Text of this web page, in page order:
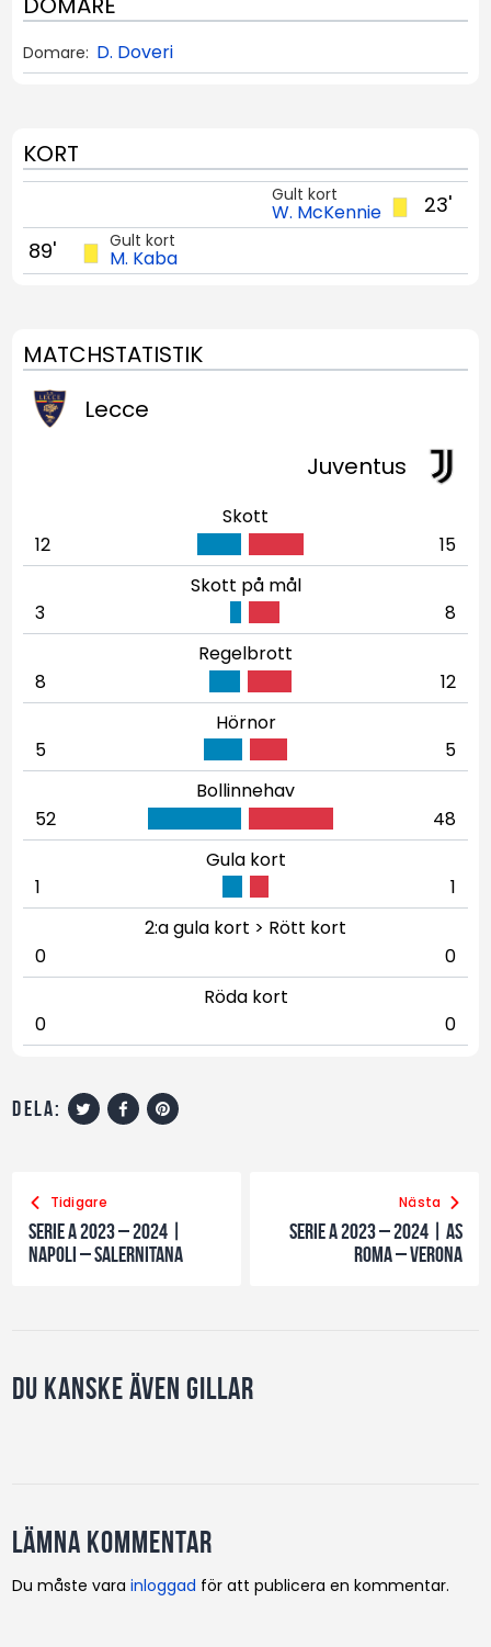
Domare: D. Doveri
KORT
23'
Gult kort
W. McKennie
Gult kort
M. Kaba
89'
MATCHSTATISTIK
Lecce
Juventus
Skott
12
15
Skott på mål
3
8
Regelbrott
8
12
Hörnor
5
5
Bollinnehav
52
48
Gula kort
1
1
2:a gula kort > Rött kort
0
0
Röda kort
0
0
dela:
Tidigare
Serie A 2023 – 2024 |
Napoli – Salernitana
Nästa
Serie A 2023 – 2024 | AS
Roma – Verona
Du kanske även gillar
Lämna kommentar
Du måste varainloggad för att publicera en kommentar.